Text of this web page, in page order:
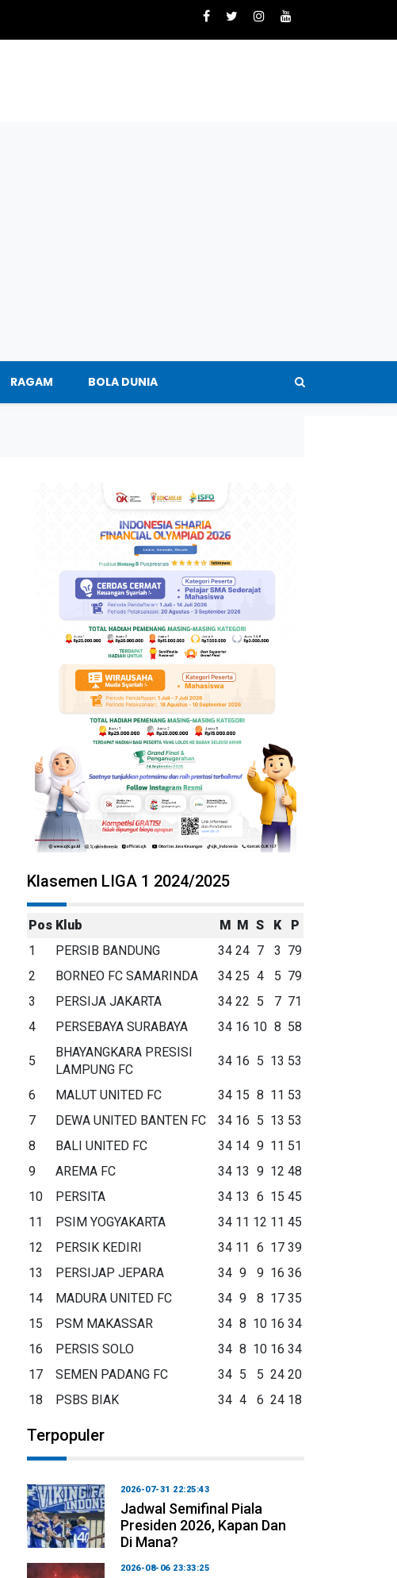
RAGAM BOLA DUNIA
Klasemen LIGA 1 2024/2025
Pos Klub M M S K
P
1
PERSIB BANDUNG 34 24 7 3 79
2
BORNEO FC SAMARINDA 34 25 4 5 79
3
PERSIJA JAKARTA 34 22 5 7 71
4
PERSEBAYA SURABAYA 34 16 10 8 58
5
BHAYANGKARA PRESISI
LAMPUNG FC
34 16 5 13 53
6 MALUT UNITED FC 34 15 8 11 53
7
DEWA UNITED BANTEN FC 34 16 5 13 53
8
BALI UNITED FC 34 14 9 11 51
9
AREMA FC 34 13 9 12 48
10
PERSITA 34 13 6 15 45
11
PSIM YOGYAKARTA 34 11 12 11 45
12
PERSIK KEDIRI 34 11 6 17 39
13
PERSIJAP JEPARA 34 9 9 16 36
14
MADURA UNITED FC 34 9 8 17 35
15
PSM MAKASSAR 34 8 10 16 34
16
PERSIS SOLO 34 8 10 16 34
17
SEMEN PADANG FC 34 5 5 24 20
18
PSBS BIAK 34 4 6 24 18
Terpopuler
2026-07-31 22:25:43
Jadwal Semifinal Piala
Presiden 2026, Kapan Dan
Di Mana?
2026-08-06 23:33:25